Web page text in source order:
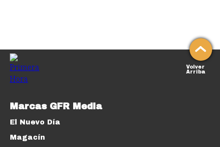
Volver
Arriba
Marcas GFR Media
El Nuevo Día
Magacín